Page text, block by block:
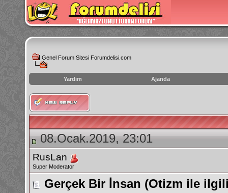
Genel Forum Sitesi Forumdelisi.com
Yardım Ajanda
instagram
izlenme
hilesi
08.Ocak.2019, 23:01
RusLan
Super Moderator
Gerçek Bir İnsan (Otizm ile